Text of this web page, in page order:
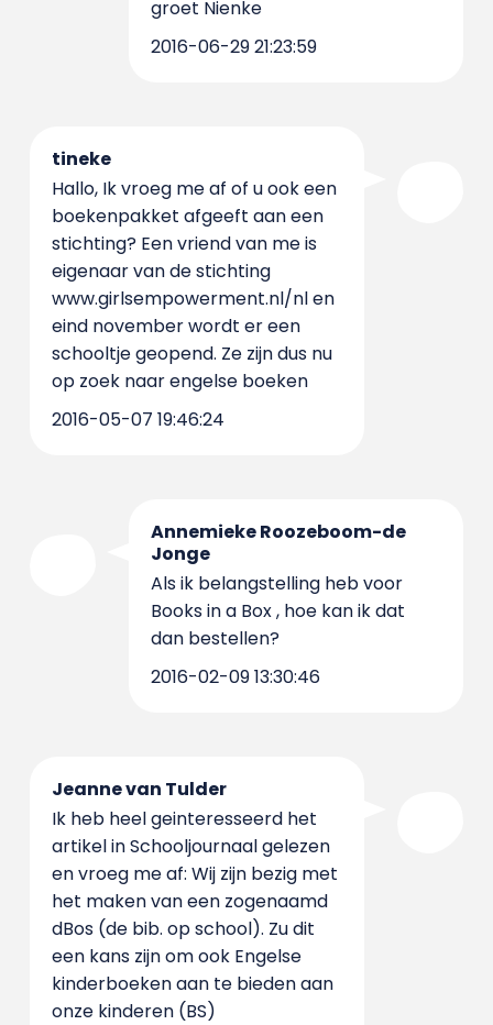
groet Nienke
2016-06-29 21:23:59
tineke
Hallo, Ik vroeg me af of u ook een
boekenpakket afgeeft aan een
stichting? Een vriend van me is
eigenaar van de stichting
www.girlsempowerment.nl/nl en
eind november wordt er een
schooltje geopend. Ze zijn dus nu
op zoek naar engelse boeken
2016-05-07 19:46:24
Annemieke Roozeboom-de
Jonge
Als ik belangstelling heb voor
Books in a Box , hoe kan ik dat
dan bestellen?
2016-02-09 13:30:46
Jeanne van Tulder
Ik heb heel geinteresseerd het
artikel in Schooljournaal gelezen
en vroeg me af: Wij zijn bezig met
het maken van een zogenaamd
dBos (de bib. op school). Zu dit
een kans zijn om ook Engelse
kinderboeken aan te bieden aan
onze kinderen (BS)